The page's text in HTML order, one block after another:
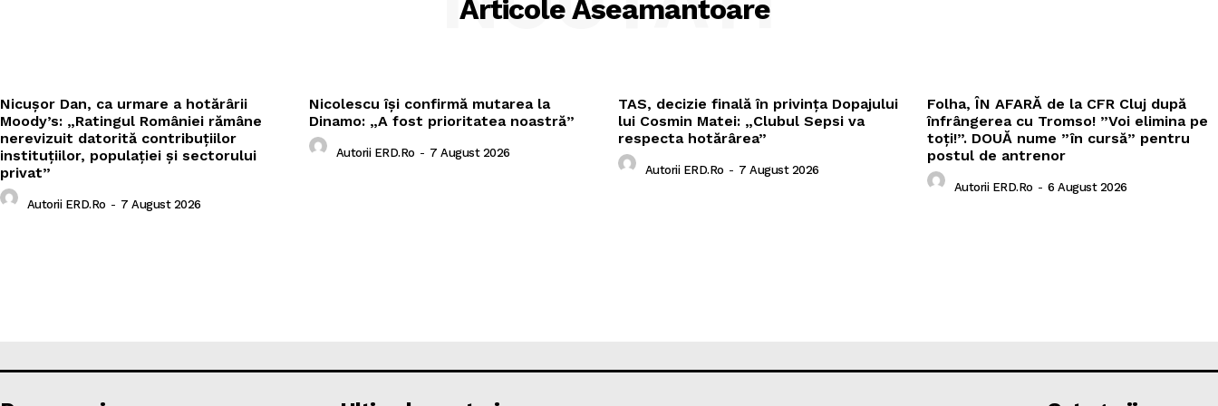
Articole Aseamantoare
Nicușor Dan, ca urmare a hotărârii
Moody’s: „Ratingul României rămâne
nerevizuit datorită contribuțiilor
instituțiilor, populației și sectorului
privat”
Autorii ERD.ro - 7 August 2026
Nicolescu își confirmă mutarea la
Dinamo: „A fost prioritatea noastră”
Autorii ERD.ro - 7 August 2026
TAS, decizie finală în privința Dopajului
lui Cosmin Matei: „Clubul Sepsi va
respecta hotărârea”
Autorii ERD.ro - 7 August 2026
Folha, ÎN AFARĂ de la CFR Cluj după
înfrângerea cu Tromso! ”Voi elimina pe
toți!”. DOUĂ nume ”în cursă” pentru
postul de antrenor
Autorii ERD.ro - 6 August 2026